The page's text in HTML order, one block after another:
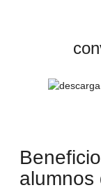
alumnos